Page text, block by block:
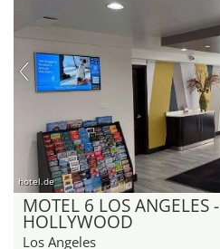
hotel.de
MOTEL 6 LOS ANGELES -
HOLLYWOOD
Los Angeles